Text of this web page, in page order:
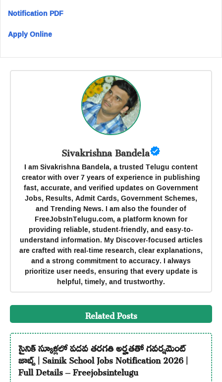
Notification PDF
Apply Online
Sivakrishna Bandela
I am Sivakrishna Bandela, a trusted Telugu content
creator with over 7 years of experience in publishing
fast, accurate, and verified updates on Government
Jobs, Results, Admit Cards, Government Schemes,
and Trending News. I am also the founder of
FreeJobsInTelugu.com, a platform known for
providing reliable, student-friendly, and easy-to-
understand information. My Discover-focused articles
are crafted with real-time research, clear explanations,
and a strong commitment to accuracy. I always
prioritize user needs, ensuring that every update is
helpful, timely, and trustworthy.
Related Posts
సైనిక్ స్కూళ్లలో పదవ తరగతి అర్హతతో గవర్నమెంట్
జాబ్స్ | Sainik School Jobs Notification 2026 |
Full Details – Freejobsintelugu